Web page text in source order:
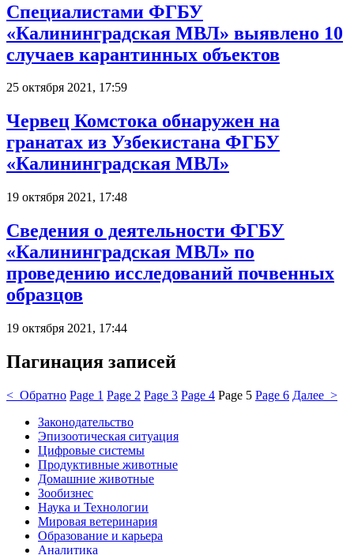
Специалистами ФГБУ
«Калининградская МВЛ» выявлено 10
случаев карантинных объектов
25 октября 2021, 17:59
Червец Комстока обнаружен на
гранатах из Узбекистана ФГБУ
«Калининградская МВЛ»
19 октября 2021, 17:48
Сведения о деятельности ФГБУ
«Калининградская МВЛ» по
проведению исследований почвенных
образцов
19 октября 2021, 17:44
Пагинация записей
< Обратно Page 1 Page 2 Page 3 Page 4 Page 5 Page 6 Далее >
Законодательство
Эпизоотическая ситуация
Цифровые системы
Продуктивные животные
Домашние животные
Зообизнес
Наука и Технологии
Мировая ветеринария
Образование и карьера
Аналитика